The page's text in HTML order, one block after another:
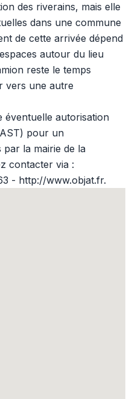
des riverains, mais elle
dans une commune
de cette arrivée dépend
autour du lieu
reste le temps
vers une autre
éventuelle autorisation
pour un
par la mairie de la
contacter via :
- http://www.objat.fr.